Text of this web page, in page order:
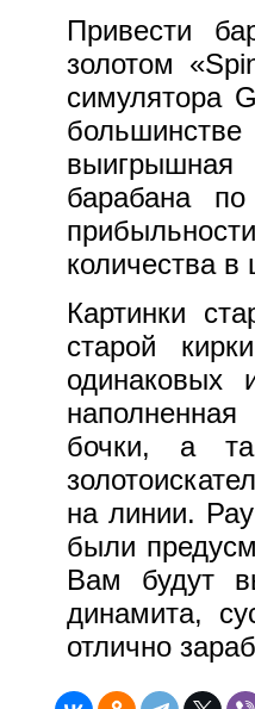
Привести
золотом
симулятора
барабана
количества в
Картинки
старой
одинаковых
бочки, а
на линии.
были
Вам будут
динамита,
отлично